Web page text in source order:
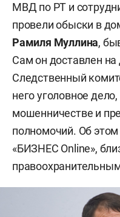
МВД по РТ и
провели обыски в
Рамиля Муллина,
Сам он доставлен на
Следственный
него уголовное
мошенничестве и
полномочий. Об
«БИЗНЕС Online»,